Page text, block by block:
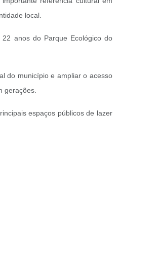
local.
anos do Parque Ecológico do
do município e ampliar o acesso
gerações.
espaços públicos de lazer